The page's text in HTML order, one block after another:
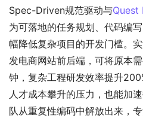
Spec-Driven规范驱动与Quest
为可落地的任务规划、代码编
幅降低复杂项目的开发门槛。
发电商网站前后端，可将原本
钟，复杂工程研发效率提升
人才成本攀升的压力，也能加
队从重复性编码中解放出来，